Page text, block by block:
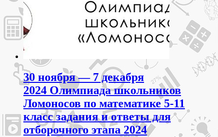
несколько
вариаций.
Опции
можно
выбрать
странице
товара.
30 ноября — 7 декабря
2024 Олимпиада школьников
Ломоносов по математике 5-11
класс задания и ответы для
отборочного этапа 2024